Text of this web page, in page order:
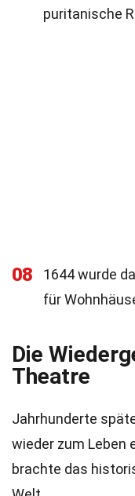
puritanische
08
1644 wurde
für
Die
Theatre
Jahrhunderte
wieder zum Leben
brachte das